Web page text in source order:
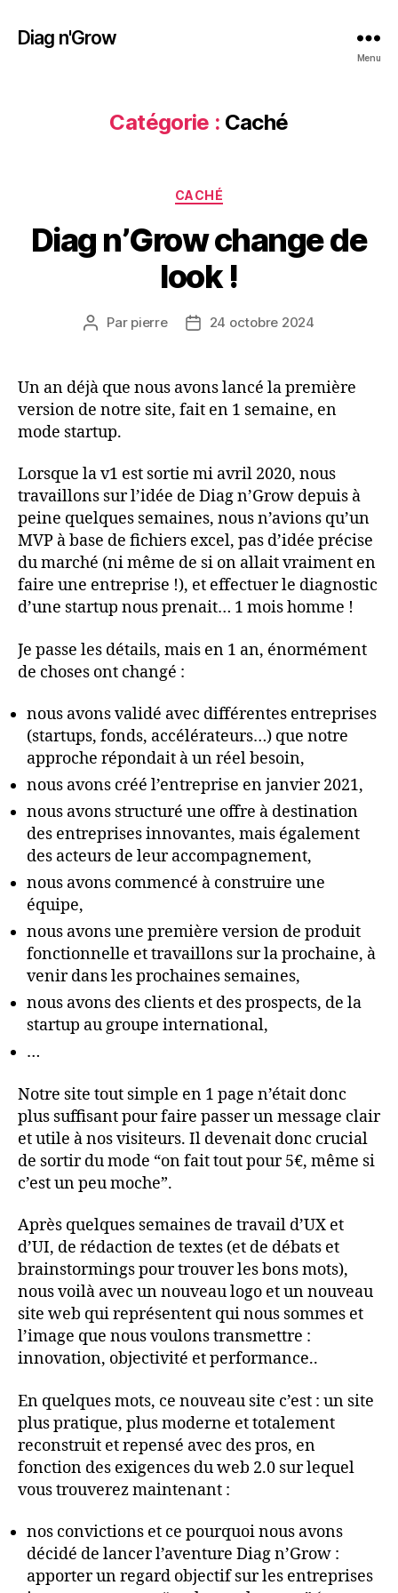
Diag n'Grow
Menu
Catégorie : Caché
Catégories
CACHÉ
Diag n’Grow change de
look !
Auteur
Par pierre
Date24 octobre 2024
Un an déjà que nous avons lancé la première
version de notre site, fait en 1 semaine, en
mode startup.
Lorsque la v1 est sortie mi avril 2020, nous
travaillons sur l’idée de Diag n’Grow depuis à
peine quelques semaines, nous n’avions qu’un
MVP à base de fichiers excel, pas d’idée précise
du marché (ni même de si on allait vraiment en
faire une entreprise !), et effectuer le diagnostic
d’une startup nous prenait… 1 mois homme !
Je passe les détails, mais en 1 an, énormément
de choses ont changé :
nous avons validé avec différentes entreprises
(startups, fonds, accélérateurs…) que notre
approche répondait à un réel besoin,
nous avons créé l’entreprise en janvier 2021,
nous avons structuré une offre à destination
des entreprises innovantes, mais également
des acteurs de leur accompagnement,
nous avons commencé à construire une
équipe,
nous avons une première version de produit
fonctionnelle et travaillons sur la prochaine, à
venir dans les prochaines semaines,
nous avons des clients et des prospects, de la
startup au groupe international,
…
Notre site tout simple en 1 page n’était donc
plus suffisant pour faire passer un message clair
et utile à nos visiteurs. Il devenait donc crucial
de sortir du mode “on fait tout pour 5€, même si
c’est un peu moche”.
Après quelques semaines de travail d’UX et
d’UI, de rédaction de textes (et de débats et
brainstormings pour trouver les bons mots),
nous voilà avec un nouveau logo et un nouveau
site web qui représentent qui nous sommes et
l’image que nous voulons transmettre :
innovation, objectivité et performance..
En quelques mots, ce nouveau site c’est : un site
plus pratique, plus moderne et totalement
reconstruit et repensé avec des pros, en
fonction des exigences du web 2.0 sur lequel
vous trouverez maintenant :
nos convictions et ce pourquoi nous avons
décidé de lancer l’aventure Diag n’Grow :
apporter un regard objectif sur les entreprises